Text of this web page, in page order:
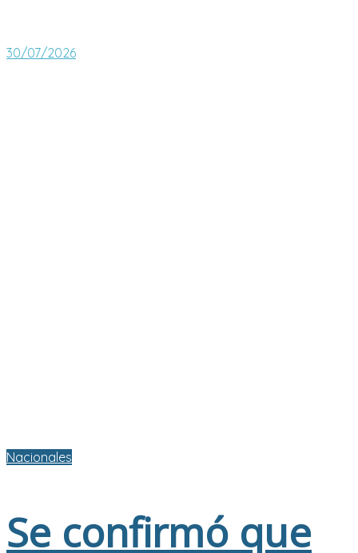
30/07/2026
Nacionales
Se confirmó que